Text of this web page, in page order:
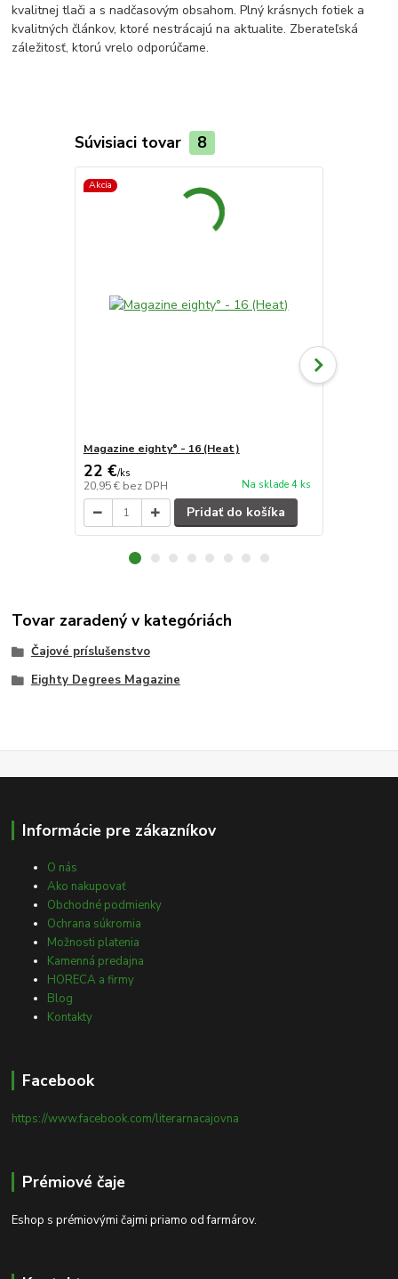
kvalitnej tlači a s nadčasovým obsahom. Plný krásnych fotiek a
kvalitných článkov, ktoré nestrácajú na aktualite. Zberateľská
záležitosť, ktorú vrelo odporúčame.
Súvisiaci tovar 8
Akcia
Magazine eighty° - 16 (Heat)
22 €/ks
20,95 € bez DPH Na sklade 4 ks
Pridať do košíka
Tovar zaradený v kategóriách
Čajové príslušenstvo
Eighty Degrees Magazine
Informácie pre zákazníkov
O nás
Ako nakupovať
Obchodné podmienky
Ochrana súkromia
Možnosti platenia
Kamenná predajna
HORECA a firmy
Blog
Kontakty
Facebook
https://www.facebook.com/literarnacajovna
Prémiové čaje
Eshop s prémiovými čajmi priamo od farmárov.